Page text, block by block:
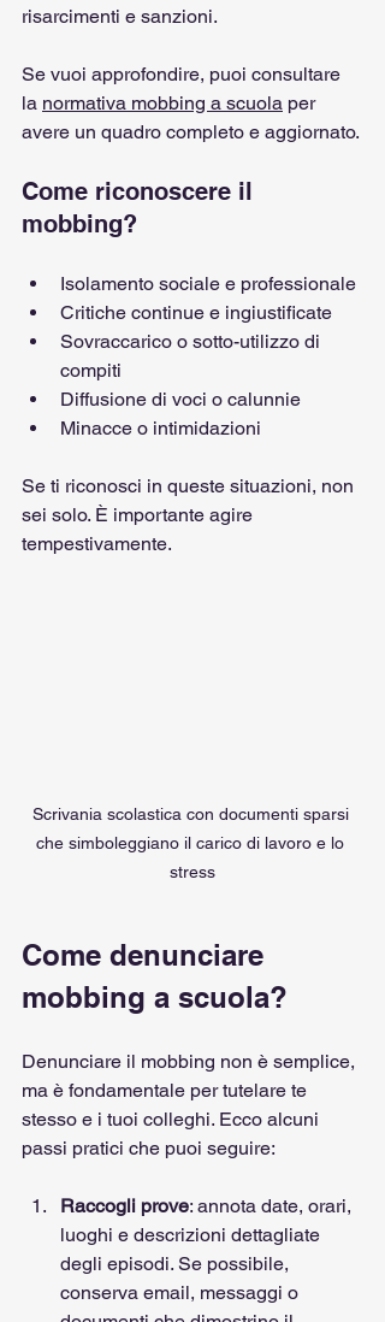
risarcimenti e sanzioni.
Se vuoi approfondire, puoi consultare
la normativa mobbing a scuola per
avere un quadro completo e aggiornato.
Come riconoscere il
mobbing?
Isolamento sociale e professionale
Critiche continue e ingiustificate
Sovraccarico o sotto-utilizzo di
compiti
Diffusione di voci o calunnie
Minacce o intimidazioni
Se ti riconosci in queste situazioni, non
sei solo. È importante agire
tempestivamente.
Scrivania scolastica con documenti sparsi
che simboleggiano il carico di lavoro e lo
stress
Come denunciare
mobbing a scuola?
Denunciare il mobbing non è semplice,
ma è fondamentale per tutelare te
stesso e i tuoi colleghi. Ecco alcuni
passi pratici che puoi seguire:
Raccogli prove: annota date, orari,
luoghi e descrizioni dettagliate
degli episodi. Se possibile,
conserva email, messaggi o